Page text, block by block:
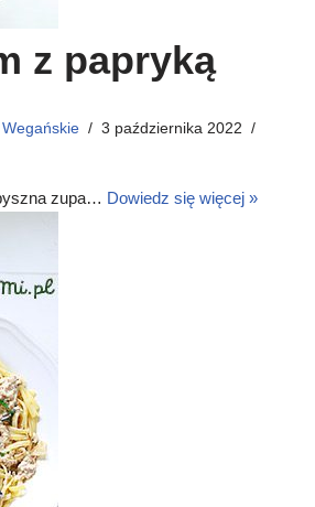
z papryką
3 października 2022
zupa… Dowiedz się więcej »